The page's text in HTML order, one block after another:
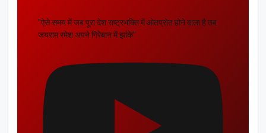
"ऐसे समय में जब पूरा देश राष्ट्रभक्ति में ओतप्रोत होने वाला है तब
जयराम रमेश अपने गिरेबान में झांके"